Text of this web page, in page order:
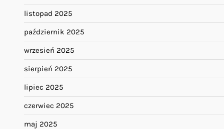
listopad 2025
październik 2025
wrzesień 2025
sierpień 2025
lipiec 2025
czerwiec 2025
maj 2025